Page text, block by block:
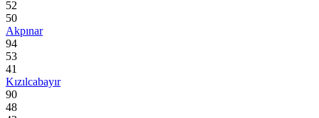
52
50
Akpınar
94
53
41
Kızılcabayır
90
48